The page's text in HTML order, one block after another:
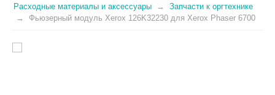
Расходные материалы и аксессуары
Запчасти к оргтехнике
Фьюзерный модуль Xerox 126K32230 для Xerox Phaser 6700